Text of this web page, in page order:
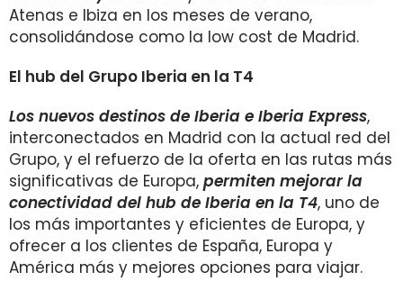
Atenas e Ibiza en los meses de verano,
consolidándose como la low cost de Madrid.
El hub del Grupo Iberia en la T4
Los nuevos destinos de Iberia e Iberia Express,
interconectados en Madrid con la actual red del
Grupo, y el refuerzo de la oferta en las rutas más
significativas de Europa, permiten mejorar la
conectividad del hub de Iberia en la T4, uno de
los más importantes y eficientes de Europa, y
ofrecer a los clientes de España, Europa y
América más y mejores opciones para viajar.